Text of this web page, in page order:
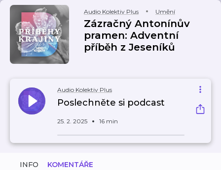
Audio Kolektiv Plus Umění
Zázračný Antonínův
pramen: Adventní
příběh z Jeseníků
Audio Kolektiv Plus
Poslechněte si podcast
25. 2. 2025 16 min
INFO KOMENTÁŘE